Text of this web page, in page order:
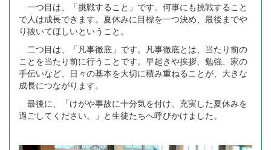
一つ目は、「挑戦すること」です。何事にも挑戦すること
で人は成長できます。夏休みに目標を一つ決め、最後までや
り抜いてほしいということ。
二つ目は、「凡事徹底」です。凡事徹底とは、当たり前の
ことを当たり前に行うことです。早起きや挨拶、勉強、家の
手伝いなど、日々の基本を大切に積み重ねることが、大きな
成長につながります。
最後に、「けがや事故に十分気を付け、充実した夏休みを
過ごしてください。」と生徒たちへ呼びかけました。